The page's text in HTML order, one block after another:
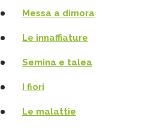
Messa a dimora
Le innaffiature
Semina e talea
I fiori
Le malattie